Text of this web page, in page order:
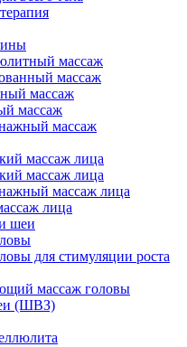
массаж
массаж
массаж
массаж
массаж
массаж лица
массаж лица
массаж лица
лица
шеи
для стимуляции роста
массаж головы
(ШВЗ)